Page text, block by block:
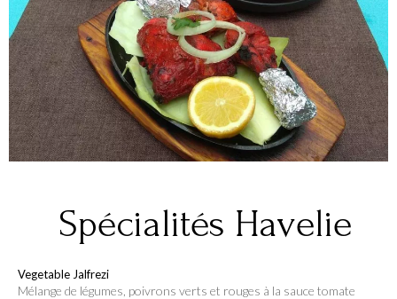
Spécialités Havelie
Vegetable Jalfrezi
mélange de légumes, poivrons verts et rouges à la sauce tomate